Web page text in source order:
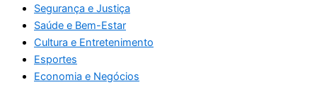
Segurança e Justiça
Saúde e Bem-Estar
Cultura e Entretenimento
Esportes
Economia e Negócios